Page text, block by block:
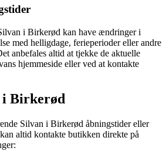
i Birkerød kan have ændringer i
med helligdage, ferieperioder eller andre
anbefales altid at tjekke de aktuelle
hjemmeside eller ved at kontakte
i Birkerød
Silvan i Birkerød åbningstider eller
altid kontakte butikken direkte på